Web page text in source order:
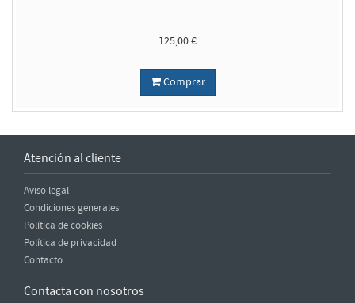
125,00 €
Comprar
Atención al cliente
Aviso legal
Condiciones generales
Política de cookies
Política de privacidad
Contacto
Contacta con nosotros